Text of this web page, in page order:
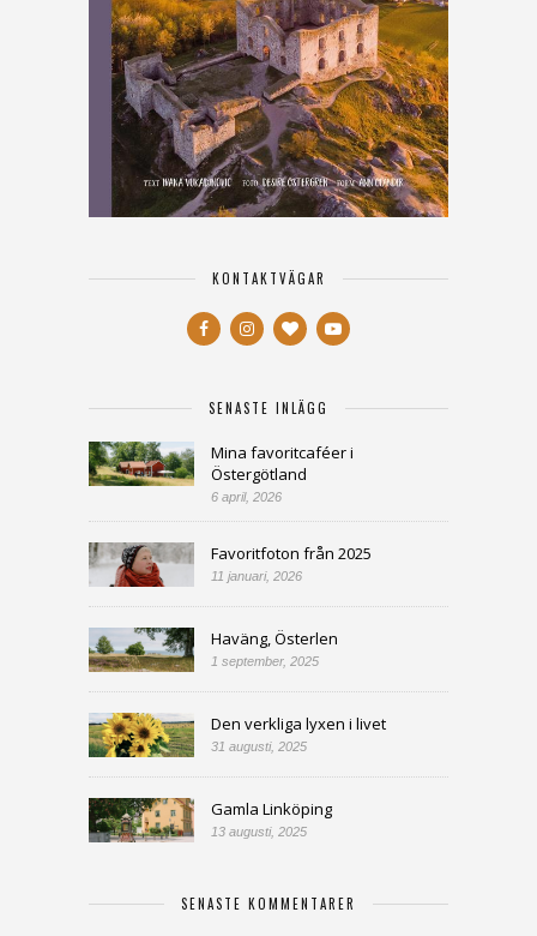
KONTAKTVÄGAR
SENASTE INLÄGG
Mina favoritcaféer i
Östergötland
6 april, 2026
Favoritfoton från 2025
11 januari, 2026
Haväng, Österlen
1 september, 2025
Den verkliga lyxen i livet
31 augusti, 2025
Gamla Linköping
13 augusti, 2025
SENASTE KOMMENTARER